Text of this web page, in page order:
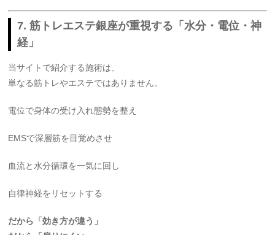
7. 筋トレエステ銀座が重視する「水分・電位・神
経」
当サイトで紹介する施術は、
単なる筋トレやエステではありません。
電位で身体の受け入れ態勢を整え
EMSで深層筋を目覚めさせ
血流と水分循環を一気に回し
自律神経をリセットする
だから「効き方が違う」